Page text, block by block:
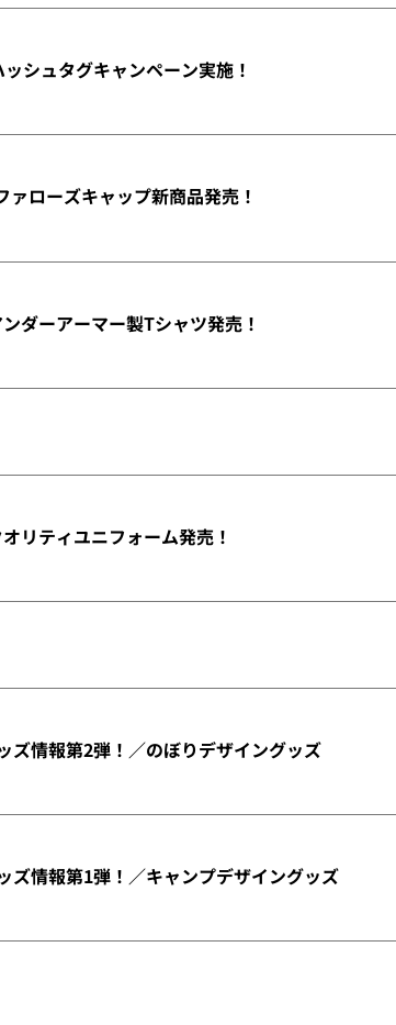
シュタグキャンペーン実施！
ァローズキャップ新商品発売！
ダーアーマー製Tシャツ発売！
リティユニフォーム発売！
ズ情報第2弾！／のぼりデザイングッズ
ズ情報第1弾！／キャンプデザイングッズ